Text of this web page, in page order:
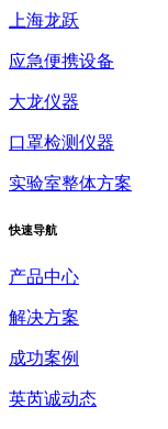
上海龙跃
应急便携设备
大龙仪器
口罩检测仪器
实验室整体方案
快速导航
产品中心
解决方案
成功案例
英芮诚动态